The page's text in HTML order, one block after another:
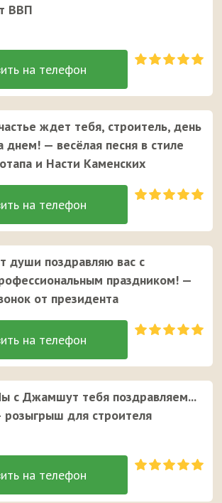
ВВП
ждет тебя, строитель, день
днем! — весёлая песня в стиле
и Насти Каменских
души поздравляю вас с
праздником! —
от президента
с Джамшут тебя поздравляем...
розыгрыш для строителя